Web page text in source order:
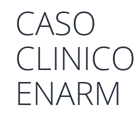
CASO
CLINICO
ENARM